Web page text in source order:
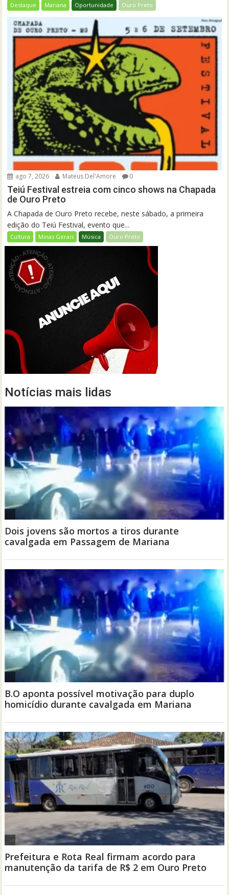
Destaque Mariana Oportunidade Ouro Preto
ago 7, 2026 Mateus Del'Amore 0
Teiú Festival estreia com cinco shows na Chapada
de Ouro Preto
A Chapada de Ouro Preto recebe, neste sábado, a primeira
edição do Teiú Festival, evento que...
Cultura Minas Gerais Música Ouro Preto
Notícias mais lidas